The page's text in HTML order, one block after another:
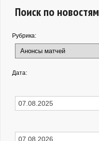
Поиск по новостям
Рубрика:
Дата: